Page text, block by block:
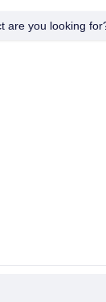
Chelation
Tutti i diritti
are you looking